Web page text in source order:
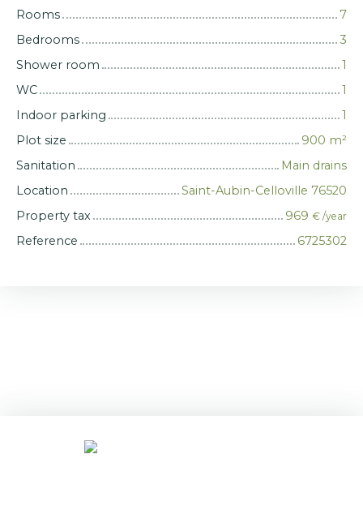
Rooms
7
Bedrooms
3
Shower room
1
WC
1
Indoor parking
1
Plot size
900 m²
Sanitation
Main drains
Location
Saint-Aubin-Celloville 76520
Property tax
969 € /year
Reference 6725302